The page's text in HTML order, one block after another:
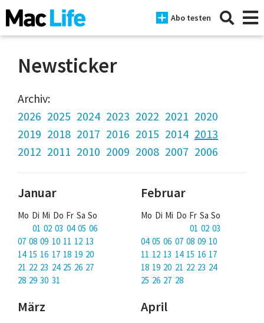
Abo testen
News
iPhone
Mac
Tests
Tipps
Magazine
Über uns
Mac Life+
Newsticker
Archiv:
2026 2025 2024 2023 2022 2021 2020
2019 2018 2017 2016 2015 2014 2013
2012 2011 2010 2009 2008 2007 2006
Januar
Mo Di Mi Do Fr Sa So
01 02 03 04 05 06
07 08 09 10 11 12 13
14 15 16 17 18 19 20
21 22 23 24 25 26 27
28 29 30 31
Februar
Mo Di Mi Do Fr Sa So
01 02 03
04 05 06 07 08 09 10
11 12 13 14 15 16 17
18 19 20 21 22 23 24
25 26 27 28
März April